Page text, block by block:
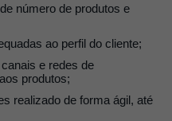
número de produtos e
ao perfil do cliente;
e redes de
produtos;
realizado de forma ágil, até